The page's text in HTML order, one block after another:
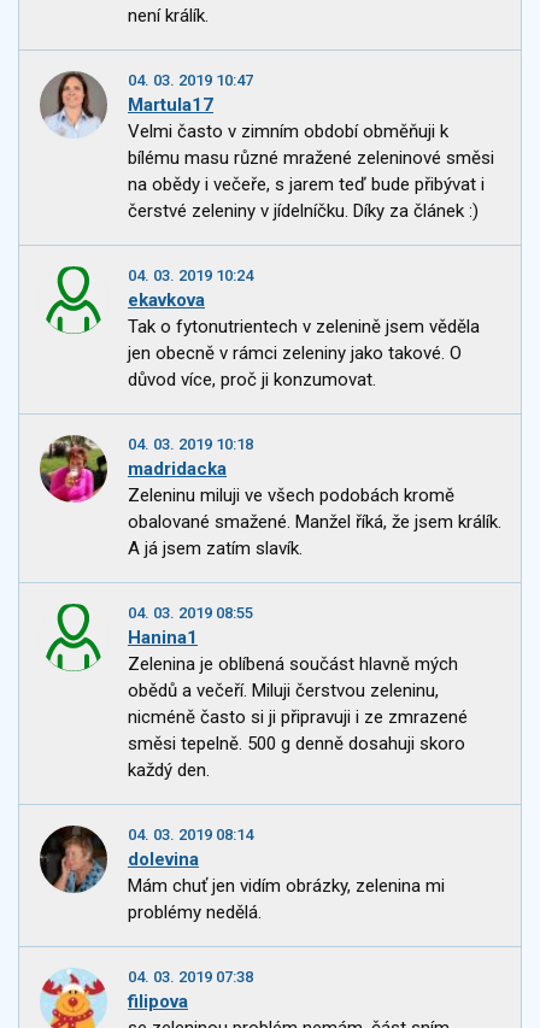
není králík.
04. 03. 2019 10:47
Martula17
Velmi často v zimním období obměňuji k
bílému masu různé mražené zeleninové směsi
na obědy i večeře, s jarem teď bude přibývat i
čerstvé zeleniny v jídelníčku. Díky za článek :)
04. 03. 2019 10:24
ekavkova
Tak o fytonutrientech v zelenině jsem věděla
jen obecně v rámci zeleniny jako takové. O
důvod více, proč ji konzumovat.
04. 03. 2019 10:18
madridacka
Zeleninu miluji ve všech podobách kromě
obalované smažené. Manžel říká, že jsem králík.
A já jsem zatím slavík.
04. 03. 2019 08:55
Hanina1
Zelenina je oblíbená součást hlavně mých
obědů a večeří. Miluji čerstvou zeleninu,
nicméně často si ji připravuji i ze zmrazené
směsi tepelně. 500 g denně dosahuji skoro
každý den.
04. 03. 2019 08:14
dolevina
Mám chuť jen vidím obrázky, zelenina mi
problémy nedělá.
04. 03. 2019 07:38
filipova